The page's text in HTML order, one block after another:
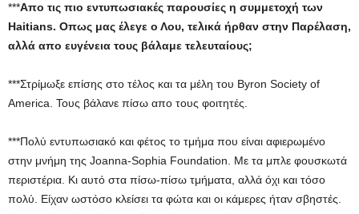
***Απο τις πιο εντυπωσιακές παρουσίες η συμμετοχή των
Ηaitians. Oπως μας έλεγε ο Λου, τελικά ήρθαν στην Παρέλαση,
αλλά απο ευγένεια τους βάλαμε τελευταίους;
***Στρίμωξε επίσης στο τέλος και τα μέλη του Byron Society of
America. Τους βάλανε πίσω απο τους φοιτητές.
***Πολύ εντυπωσιακό και φέτος το τμήμα που είναι αφιερωμένο
στην μνήμη της Joanna-Sophia Foundation. Mε τα μπλε φουσκωτά
περιστέρια. Κι αυτό στα πίσω-πίσω τμήματα, αλλά όχι και τόσο
πολύ. Είχαν ωστόσο κλείσει τα φώτα και οι κάμερες ήταν σβηστές.